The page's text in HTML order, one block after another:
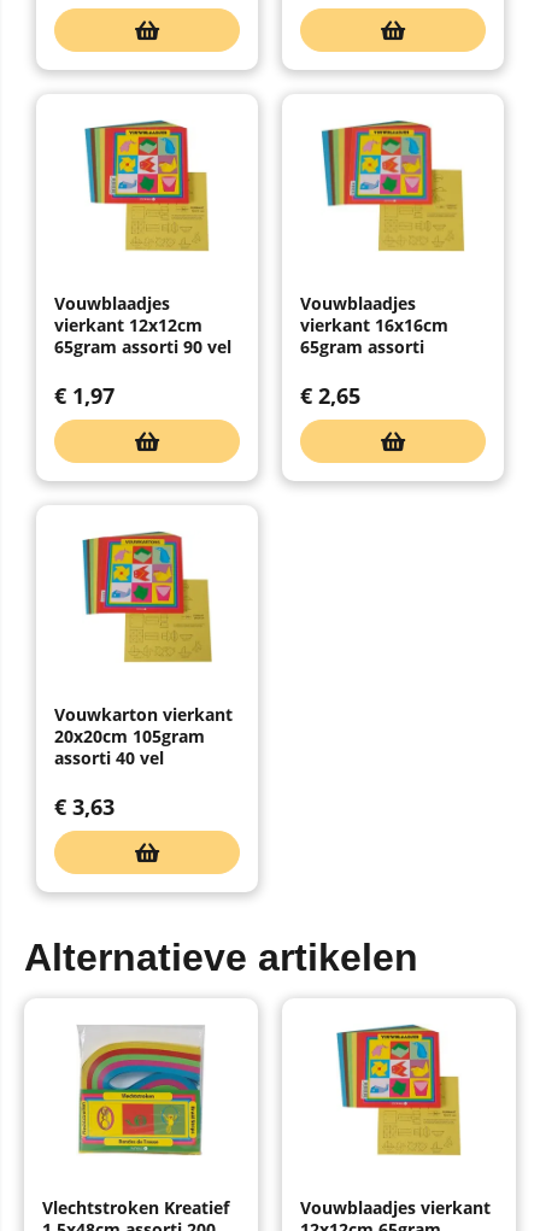
Vouwblaadjes
vierkant 12x12cm
65gram assorti 90 vel
€ 1,97
Vouwblaadjes
vierkant 16x16cm
65gram assorti
€ 2,65
Vouwkarton vierkant
20x20cm 105gram
assorti 40 vel
€ 3,63
Alternatieve artikelen
Vlechtstroken Kreatief
Vouwblaadjes vierkant